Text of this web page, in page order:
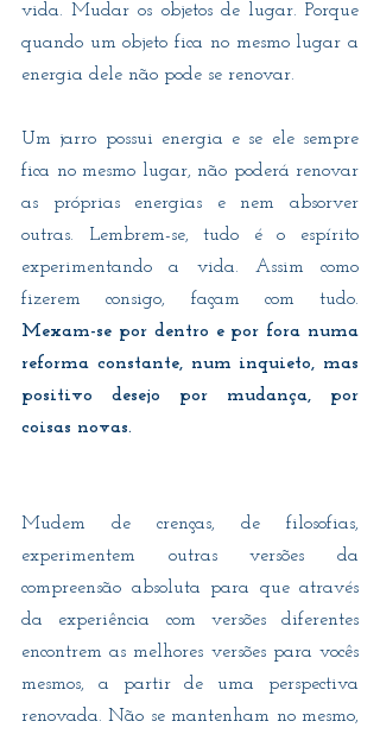
vida. Mudar os objetos de lugar. Porque
quando um objeto fica no mesmo lugar a
energia dele não pode se renovar.
Um jarro possui energia e se ele sempre
fica no mesmo lugar, não poderá renovar
as próprias energias e nem absorver
outras. Lembrem-se, tudo é o espírito
experimentando a vida. Assim como
fizerem consigo, façam com tudo.
Mexam-se por dentro e por fora numa
reforma constante, num inquieto, mas
positivo desejo por mudança, por
coisas novas.
Mudem de crenças, de filosofias,
experimentem outras versões da
compreensão absoluta para que através
da experiência com versões diferentes
encontrem as melhores versões para vocês
mesmos, a partir de uma perspectiva
renovada. Não se mantenham no mesmo,